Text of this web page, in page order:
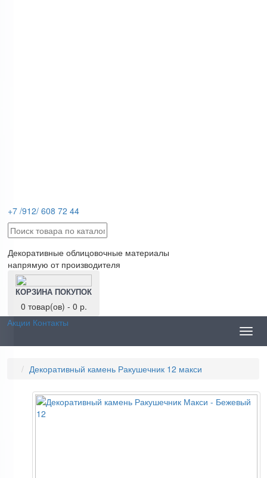
+7 /912/ 608 72 44
Декоративные облицовочные материалы
напрямую от производителя
КОРЗИНА ПОКУПОК
0 товар(ов) - 0 р.
Акции Контакты
Декоративный камень Ракушечник 12 макси